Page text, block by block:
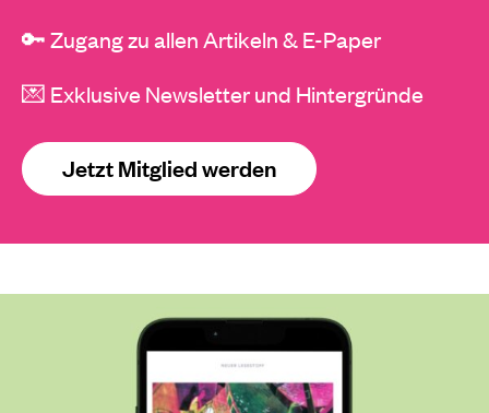
🔑 Zugang zu allen Artikeln & E-Paper
💌 Exklusive Newsletter und Hintergründe
Jetzt Mitglied werden